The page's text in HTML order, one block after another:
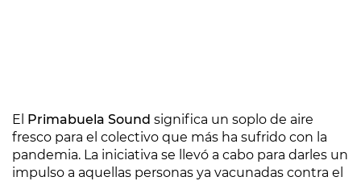
El Primabuela Sound significa un soplo de aire
fresco para el colectivo que más ha sufrido con la
pandemia. La iniciativa se llevó a cabo para darles un
impulso a aquellas personas ya vacunadas contra el